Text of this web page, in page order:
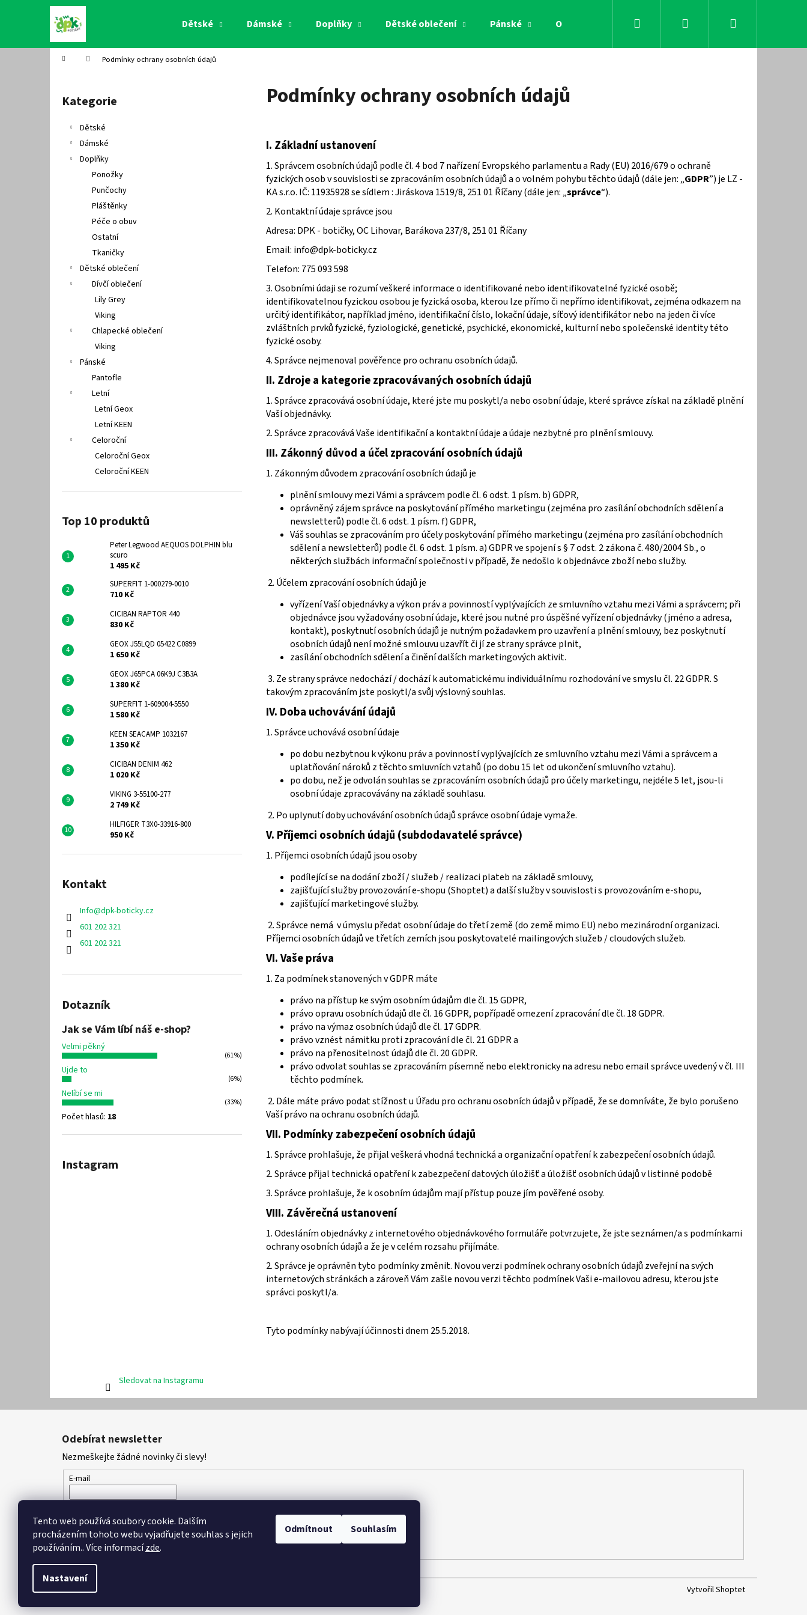
Tento web používá soubory cookie. Dalším
procházením tohoto webu vyjadřujete souhlas s jejich
používáním.. Více informacízde.
Nastavení
Odmítnout Souhlasím
Dětské Dámské Doplňky Dětské oblečení Pánské Obchodní podmínky KontaktyPřihlášení
Domů Podmínky ochrany osobních údajů
Přeskočit
kategorie
Kategorie
Dětské
Dámské
Doplňky
Ponožky
Punčochy
Pláštěnky
Péče o obuv
Ostatní
Tkaničky
Dětské oblečení
Dívčí oblečení
Lily Grey
Viking
Chlapecké oblečení
Viking
Pánské
Pantofle
Letní
Letní Geox
Letní KEEN
Celoroční
Celoroční Geox
Celoroční KEEN
Top 10 produktů
Peter Legwood AEQUOS DOLPHIN blu
scuro
1 495 Kč
SUPERFIT 1-000279-0010
710 Kč
CICIBAN RAPTOR 440
830 Kč
GEOX J55LQD 05422 C0899
1 650 Kč
GEOX J65PCA 06K9J C3B3A
1 380 Kč
SUPERFIT 1-609004-5550
1 580 Kč
KEEN SEACAMP 1032167
1 350 Kč
CICIBAN DENIM 462
1 020 Kč
VIKING 3-55100-277
2 749 Kč
HILFIGER T3X0-33916-800
950 Kč
Kontakt
Info@dpk-boticky.cz
601 202 321
601 202 321
Dotazník
Jak se Vám líbí náš e-shop?
Velmi pěkný
(61%)
Ujde to
(6%)
Nelíbí se mi
(33%)
Počet hlasů: 18
Instagram
Sledovat na Instagramu
Podmínky ochrany osobních údajů
I. Základní ustanovení
1. Správcem osobních údajů podle čl. 4 bod 7 nařízení Evropského parlamentu a Rady (EU) 2016/679 o ochraně
fyzických osob v souvislosti se zpracováním osobních údajů a o volném pohybu těchto údajů (dále jen: „GDPR”) je LZ -
KA s.r.o. IČ: 11935928 se sídlem : Jiráskova 1519/8, 251 01 Říčany (dále jen: „správce“).
2. Kontaktní údaje správce jsou
Adresa: DPK - botičky, OC Lihovar, Barákova 237/8, 251 01 Říčany
Email: info@dpk-boticky.cz
Telefon: 775 093 598
3. Osobními údaji se rozumí veškeré informace o identifikované nebo identifikovatelné fyzické osobě;
identifikovatelnou fyzickou osobou je fyzická osoba, kterou lze přímo či nepřímo identifikovat, zejména odkazem na
určitý identifikátor, například jméno, identifikační číslo, lokační údaje, síťový identifikátor nebo na jeden či více
zvláštních prvků fyzické, fyziologické, genetické, psychické, ekonomické, kulturní nebo společenské identity této
fyzické osoby.
4. Správce nejmenoval pověřence pro ochranu osobních údajů.
II. Zdroje a kategorie zpracovávaných osobních údajů
1. Správce zpracovává osobní údaje, které jste mu poskytl/a nebo osobní údaje, které správce získal na základě plnění
Vaší objednávky.
2. Správce zpracovává Vaše identifikační a kontaktní údaje a údaje nezbytné pro plnění smlouvy.
III. Zákonný důvod a účel zpracování osobních údajů
1. Zákonným důvodem zpracování osobních údajů je
plnění smlouvy mezi Vámi a správcem podle čl. 6 odst. 1 písm. b) GDPR,
oprávněný zájem správce na poskytování přímého marketingu (zejména pro zasílání obchodních sdělení a
newsletterů) podle čl. 6 odst. 1 písm. f) GDPR,
Váš souhlas se zpracováním pro účely poskytování přímého marketingu (zejména pro zasílání obchodních
sdělení a newsletterů) podle čl. 6 odst. 1 písm. a) GDPR ve spojení s § 7 odst. 2 zákona č. 480/2004 Sb., o
některých službách informační společnosti v případě, že nedošlo k objednávce zboží nebo služby.
2. Účelem zpracování osobních údajů je
vyřízení Vaší objednávky a výkon práv a povinností vyplývajících ze smluvního vztahu mezi Vámi a správcem; při
objednávce jsou vyžadovány osobní údaje, které jsou nutné pro úspěšné vyřízení objednávky (jméno a adresa,
kontakt), poskytnutí osobních údajů je nutným požadavkem pro uzavření a plnění smlouvy, bez poskytnutí
osobních údajů není možné smlouvu uzavřít či jí ze strany správce plnit,
zasílání obchodních sdělení a činění dalších marketingových aktivit.
3. Ze strany správce nedochází / dochází k automatickému individuálnímu rozhodování ve smyslu čl. 22 GDPR. S
takovým zpracováním jste poskytl/a svůj výslovný souhlas.
IV. Doba uchovávání údajů
1. Správce uchovává osobní údaje
po dobu nezbytnou k výkonu práv a povinností vyplývajících ze smluvního vztahu mezi Vámi a správcem a
uplatňování nároků z těchto smluvních vztahů (po dobu 15 let od ukončení smluvního vztahu).
po dobu, než je odvolán souhlas se zpracováním osobních údajů pro účely marketingu, nejdéle 5 let, jsou-li
osobní údaje zpracovávány na základě souhlasu.
2. Po uplynutí doby uchovávání osobních údajů správce osobní údaje vymaže.
V. Příjemci osobních údajů (subdodavatelé správce)
1. Příjemci osobních údajů jsou osoby
podílející se na dodání zboží / služeb / realizaci plateb na základě smlouvy,
zajišťující služby provozování e-shopu (Shoptet) a další služby v souvislosti s provozováním e-shopu,
zajišťující marketingové služby.
2. Správce nemá v úmyslu předat osobní údaje do třetí země (do země mimo EU) nebo mezinárodní organizaci.
Příjemci osobních údajů ve třetích zemích jsou poskytovatelé mailingových služeb / cloudových služeb.
VI.Vaše práva
1. Za podmínek stanovených v GDPR máte
právo na přístup ke svým osobním údajům dle čl. 15 GDPR,
právo opravu osobních údajů dle čl. 16 GDPR, popřípadě omezení zpracování dle čl. 18 GDPR.
právo na výmaz osobních údajů dle čl. 17 GDPR.
právo vznést námitku proti zpracování dle čl. 21 GDPR a
právo na přenositelnost údajů dle čl. 20 GDPR.
právo odvolat souhlas se zpracováním písemně nebo elektronicky na adresu nebo email správce uvedený v čl. III
těchto podmínek.
2. Dále máte právo podat stížnost u Úřadu pro ochranu osobních údajů v případě, že se domníváte, že bylo porušeno
Vaší právo na ochranu osobních údajů.
VII. Podmínky zabezpečení osobních údajů
1. Správce prohlašuje, že přijal veškerá vhodná technická a organizační opatření k zabezpečení osobních údajů.
2. Správce přijal technická opatření k zabezpečení datových úložišť a úložišť osobních údajů v listinné podobě
3. Správce prohlašuje, že k osobním údajům mají přístup pouze jím pověřené osoby.
VIII. Závěrečná ustanovení
1. Odesláním objednávky z internetového objednávkového formuláře potvrzujete, že jste seznámen/a s podmínkami
ochrany osobních údajů a že je v celém rozsahu přijímáte.
2. Správce je oprávněn tyto podmínky změnit. Novou verzi podmínek ochrany osobních údajů zveřejní na svých
internetových stránkách a zároveň Vám zašle novou verzi těchto podmínek Vaši e-mailovou adresu, kterou jste
správci poskytl/a.
Tyto podmínky nabývají účinnosti dnem 25.5.2018.
í
Zpět
do
Zpět
do
Doporučujeme
PETER LEGWOOD AEQUOS DOLPHIN BLU
SCURO
1 495 Kč
SUPERFIT 1-000279-0010
710 Kč
830 Kč
Z
Odebírat newsletter
Nezmeškejte žádné novinky či slevy!
E-mail
PŘIHLÁSIT SE
Vytvořil Shoptet
Copyright 2026